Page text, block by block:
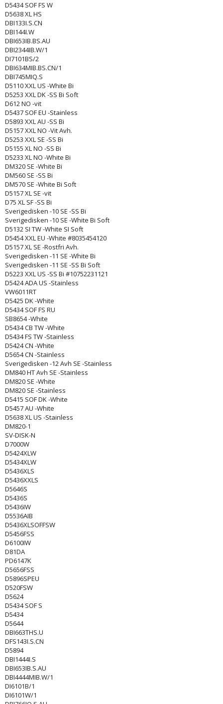
D5434 SOF FS W
D5638 XL HS
DBI133I.S.CN
DBI144I.W
DBI653IB.BS.AU
DBI2344IB.W/1
DI7101BS/2
DBI634MIB.BS.CN/1
DBI745MIQ.S
D5110 XXL US -White Bi
D5253 XXL DK -SS Bi Soft
D612 NO -vit
D5437 SOF EU -Stainless
D5893 XXL AU -SS Bi
D5157 XXL NO -Vit Avh.
D5253 XXL SE -SS Bi
D5155 XL NO -SS Bi
D5233 XL NO -White Bi
DM320 SE -White Bi
DM560 SE -SS Bi
DM570 SE -White Bi Soft
D5157 XL SE -vit
D75 XL SF -SS Bi
Sverigedisken -10 SE -SS Bi
Sverigedisken -10 SE -White Bi Soft
D5132 SI TW -White SI Soft
D5454 XXL EU -White #8035454120
D5157 XL SE -Rostfri Avh.
Sverigedisken -11 SE -White Bi
Sverigedisken -11 SE -SS Bi Soft
D5223 XXL US -SS Bi #10752231121
D5424 ADA US -Stainless
VW6011RT
D5425 DK -White
D5434 SOF FS RU
SB8654 -White
D5434 CB TW -White
D5434 FS TW -Stainless
D5424 CN -White
D5654 CN -Stainless
Sverigedisken -12 Avh SE -Stainless
DM840 HT Avh SE -Stainless
DM820 SE -White
DM820 SE -Stainless
D5415 SOF DK -White
D5457 AU -White
D5638 XL US -Stainless
DM820-1
SV-DISK-N
D7000W
D5424XLW
D5434XLW
D5436XLS
D5436XXLS
D5646S
D5436S
D5436IW
D5536AIB
D5436XLSOFFSW
D5456FSS
D6100IW
D81DA
PD6147K
D5656FSS
D5896SPEU
D520FSW
D5624
D5434 SOF S
D5434
D5644
DBI663THS.U
DFS143I.S.CN
D5894
DBI1444I.S
DBI653IB.S.AU
DBI4444MIB.W/1
DI6101B/1
DI6101W/1